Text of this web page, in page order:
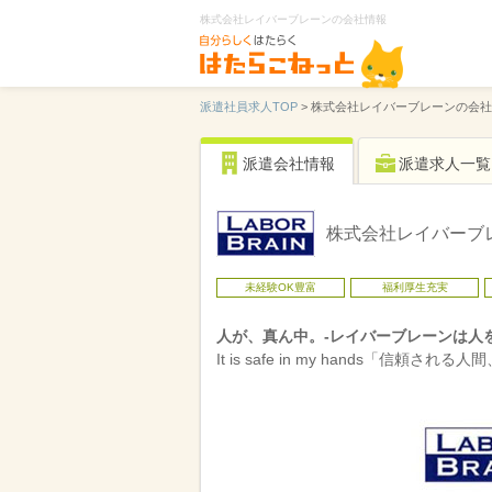
株式会社レイバーブレーンの会社情報
派遣社員求人TOP > 株式会社レイバーブレーンの会
派遣会社情報 派遣求人一覧
株式会社レイバーブ
未経験OK豊富 福利厚生充実
人が、真ん中。‐レイバーブレーンは人
It is safe in my hands「信頼される人